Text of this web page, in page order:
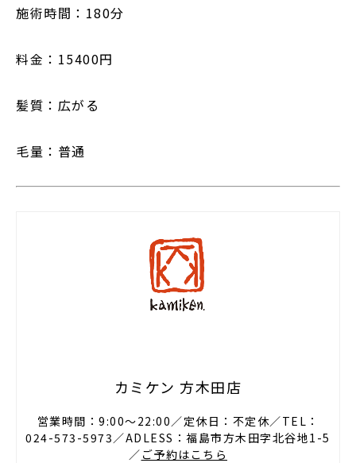
施術時間：180分
料金：15400円
髪質：広がる
毛量：普通
カミケン 方木田店
営業時間：9:00〜22:00／定休日：不定休／TEL：
024-573-5973／ADLESS：福島市方木田字北谷地1-5
／ ご予約はこちら